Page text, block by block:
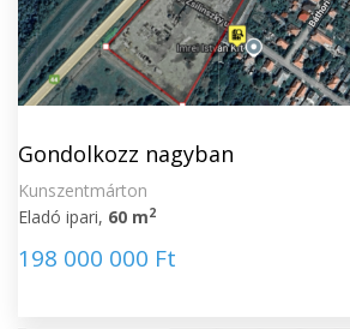
Gondolkozz nagyban
Kunszentmárton
Eladó ipari, 60 m2
198 000 000 Ft